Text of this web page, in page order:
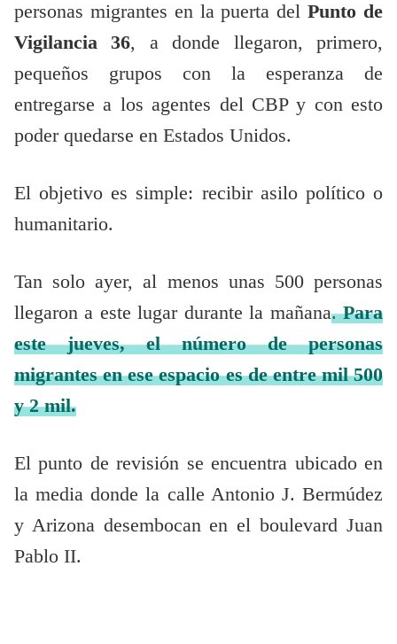
personas migrantes en la puerta delPunto de
Vigilancia 36, a donde llegaron, primero,
pequeños grupos con la esperanza de
entregarse a los agentes del CBP y con esto
poder quedarse en Estados Unidos.
El objetivo es simple: recibir asilo político o
humanitario.
Tan solo ayer, al menos unas 500 personas
llegaron a este lugar durante la mañana.Para
este jueves, el número de personas
migrantes en ese espacio es de entre mil 500
y 2 mil.
El punto de revisión se encuentra ubicado en
la media donde la calle Antonio J. Bermúdez
y Arizona desembocan en el boulevard Juan
Pablo II.